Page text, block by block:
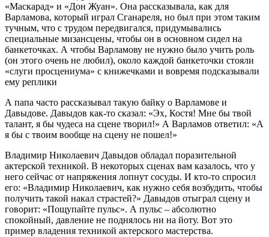
«Маскарад» и «Дон Жуан». Она рассказывала, как для
Варламова, который играл Сганареля, но был при этом таким
тучным, что с трудом передвигался, придумывались
специальные мизансцены, чтобы он в основном сидел на
банкеточках. А чтобы Варламову не нужно было учить роль
(он этого очень не любил), около каждой банкеточки стояли
«слуги просцениума» с книжечками и вовремя подсказывали
ему реплики
А папа часто рассказывал такую байку о Варламове и
Давыдове. Давыдов как-то сказал: «Эх, Костя! Мне бы твой
талант, я бы чудеса на сцене творил!» А Варламов ответил: «А
я бы с твоим вообще на сцену не пошел!»
Владимир Николаевич Давыдов обладал поразительной
актерской техникой. В некоторых сценах вам казалось, что у
него сейчас от напряжения лопнут сосуды. И кто-то спросил
его: «Владимир Николаевич, как нужно себя возбудить, чтобы
получить такой накал страстей?» Давыдов отыграл сцену и
говорит: «Пощупайте пульс». А пульс – абсолютно
спокойный, давление не поднялось ни на йоту. Вот это
пример владения техникой актерского мастерства.